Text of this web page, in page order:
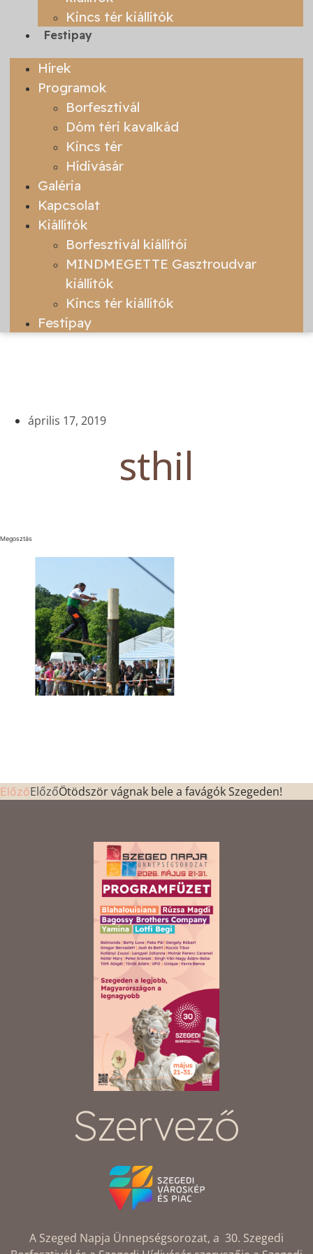
Kincs tér kiállítók
Festipay
Hírek
Programok
Borfesztivál
Dóm téri kavalkád
Kincs tér
Hídivásár
Galéria
Kapcsolat
Kiállítók
Borfesztivál kiállítói
MINDMEGETTE Gasztroudvar
kiállítók
Kincs tér kiállítók
Festipay
április 17, 2019
sthil
Megosztás
ElőzőElőzőÖtödször vágnak bele a favágók Szegeden!
Szervező
A Szeged Napja Ünnepségsorozat, a 30. Szegedi